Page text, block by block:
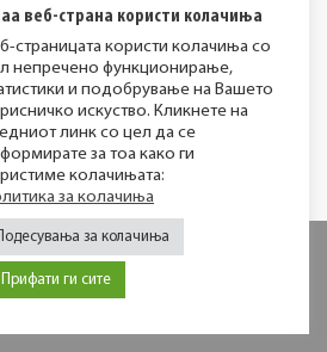
од женското
ЕУ интегративните
ПОВИК
ЗА
ОБУКИ
ЗА
ПРЕТСТАВНИЦИ
ОД
ГРАЃАНСКИ
ОРГАНИЗАЦИИ
МИР фондација
Политика за колачиња
веб-страна користи колачиња
страницата користи колачиња со
непречено функционирање,
и подобрување на Вашето
искуство. Кликнете на
линк со цел да се
за тоа како ги
колачињата:
за колачиња
Подесувања за колачиња
Прифати ги сите